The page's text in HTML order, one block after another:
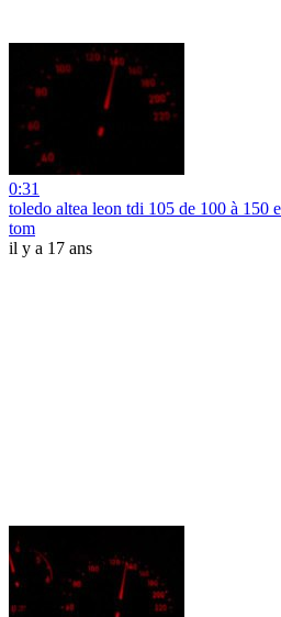
0:31
toledo altea leon tdi 105 de 100 à 150
tom
il y a 17 ans